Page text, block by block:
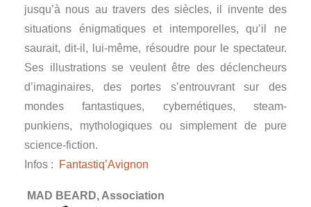
jusqu’à nous au travers des siècles, il invente des
situations énigmatiques et intemporelles, qu’il ne
saurait, dit-il, lui-même, résoudre pour le spectateur.
Ses illustrations se veulent être des déclencheurs
d’imaginaires, des portes s’entrouvrant sur des
mondes fantastiques, cybernétiques, steam-
punkiens, mythologiques ou simplement de pure
science-fiction.
Infos :
Fantastiq’Avignon
MAD BEARD, Association